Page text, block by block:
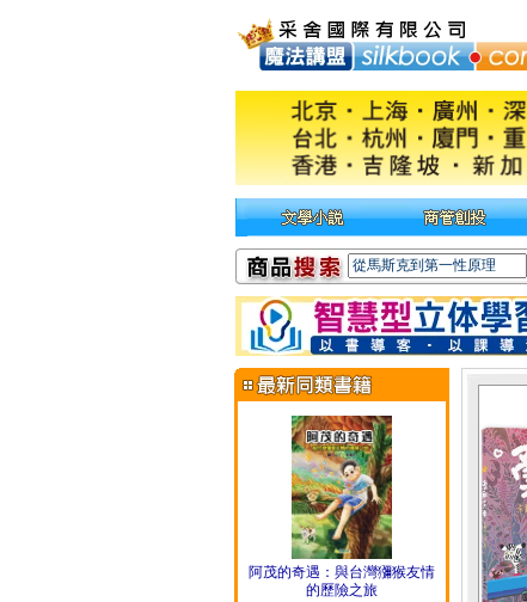
阿茂的奇遇：與台灣獼猴友情
的歷險之旅